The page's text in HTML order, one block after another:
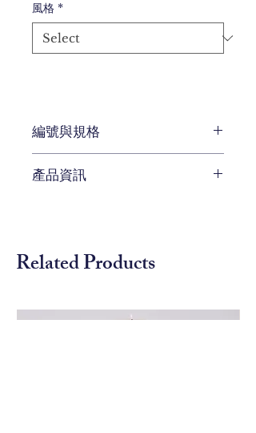
風格 *
編號與規格
編號 1007050
產品資訊
Related Products